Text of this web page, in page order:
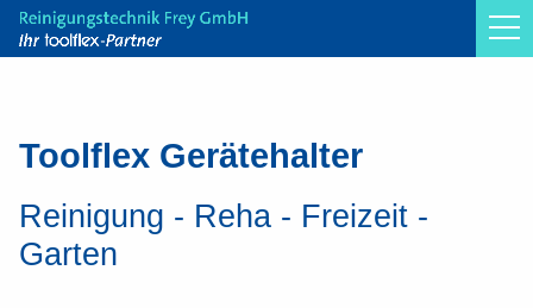
Toolflex One
Toolflex Micky Clips
Infos
Toolflex Gerätehalter
Reinigung - Reha - Freizeit -
Garten